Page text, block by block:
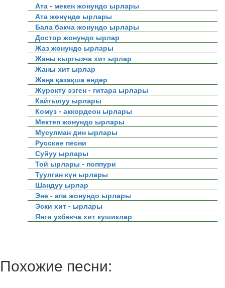
Ата - мекен жонундо ырлары
Ата жөнүндө ырлары
Бала бакча жонундо ырлары
Достор жонундо ырлар
Жаз жонундо ырлары
Жаны кыргызча хит ырлар
Жаны хит ырлар
Жаңа қазақша әндер
Журокту эзген - гитара ырлары
Кайгылуу ырлары
Комуз - аккордеон ырлары
Мектеп жонундо ырлары
Мусулман дин ырлары
Русские песни
Суйуу ырлары
Той ырлары - поппури
Туулган күн ырлары
Шандуу ырлар
Эне - апа жонундо ырлары
Эски хит - ырлары
Янги узбекча хит кушиклар
Похожие песни: